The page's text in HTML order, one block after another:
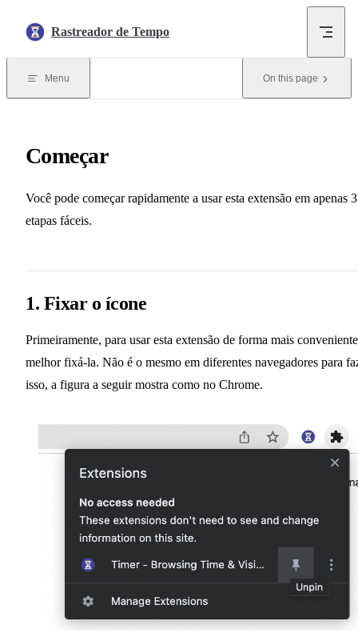
Rastreador de Tempo
Menu On this page
Começar
Você pode começar rapidamente a usar esta extensão em apenas 3
etapas fáceis.
1. Fixar o ícone
Primeiramente, para usar esta extensão de forma mais
melhor fixá-la. Não é o mesmo em diferentes navegadores para
isso, a figura a seguir mostra como no Chrome.